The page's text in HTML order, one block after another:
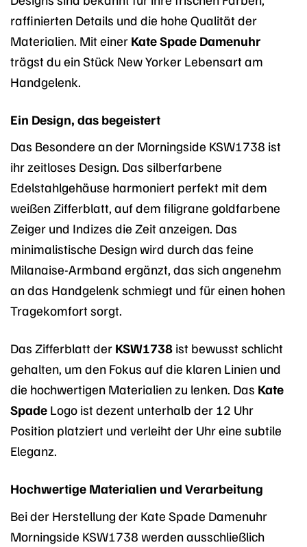
raffinierten Details und die hohe Qualität der
Materialien. Mit einer Kate Spade Damenuhr
trägst du ein Stück New Yorker Lebensart am
Handgelenk.
Ein Design, das begeistert
Das Besondere an der Morningside KSW1738 ist
ihr zeitloses Design. Das silberfarbene
Edelstahlgehäuse harmoniert perfekt mit dem
weißen Zifferblatt, auf dem filigrane goldfarbene
Zeiger und Indizes die Zeit anzeigen. Das
minimalistische Design wird durch das feine
Milanaise-Armband ergänzt, das sich angenehm
an das Handgelenk schmiegt und für einen hohen
Tragekomfort sorgt.
Das Zifferblatt der KSW1738 ist bewusst schlicht
gehalten, um den Fokus auf die klaren Linien und
die hochwertigen Materialien zu lenken. Das Kate
Spade Logo ist dezent unterhalb der 12 Uhr
Position platziert und verleiht der Uhr eine subtile
Eleganz.
Hochwertige Materialien und Verarbeitung
Bei der Herstellung der Kate Spade Damenuhr
Morningside KSW1738 werden ausschließlich